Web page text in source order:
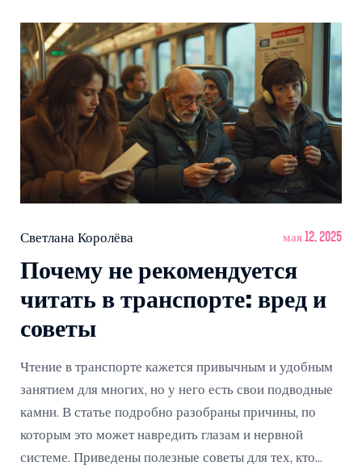
рекомендациях и личном опыте.
Светлана Королёва мая 12, 2025
Почему не рекомендуется
читать в транспорте: вред и
советы
Чтение в транспорте кажется привычным и удобным
занятием для многих, но у него есть свои подводные
камни. В статье подробно разобраны причины, по
которым это может навредить глазам и нервной
системе. Приведены полезные советы для тех, кто